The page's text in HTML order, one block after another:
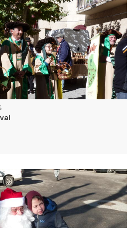
the chestnut with a market,
the Train des pignes à vapeur
of the season, runs between
Fugeret.
la place du village. Marché
et jouets.